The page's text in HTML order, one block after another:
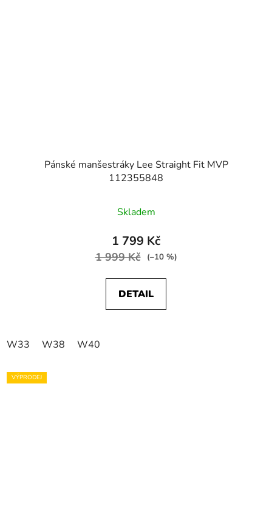
Pánské manšestráky Lee Straight Fit MVP
112355848
Skladem
1 799 Kč
1 999 Kč (–10 %)
DETAIL
W33 W38 W40
VÝPRODEJ